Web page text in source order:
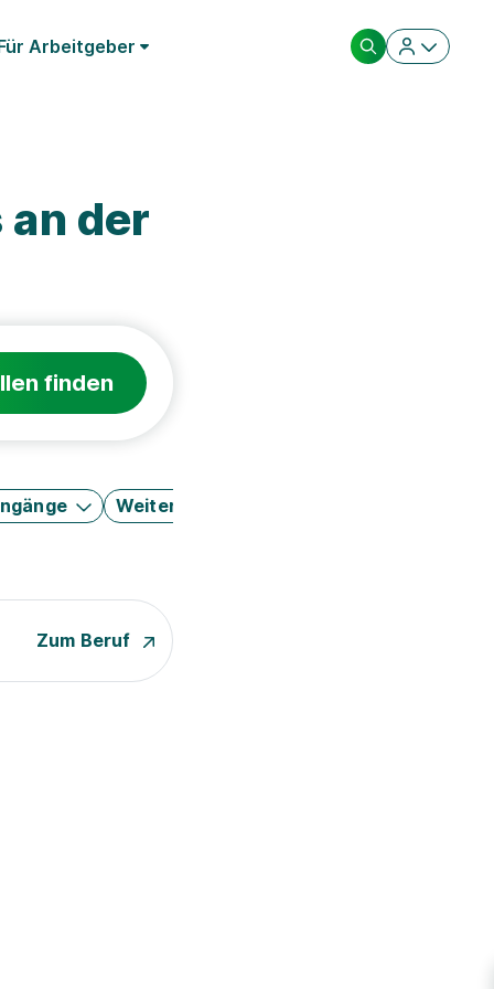
Arbeitgeber
an der
finden
Weitere Filter
Zum Beruf